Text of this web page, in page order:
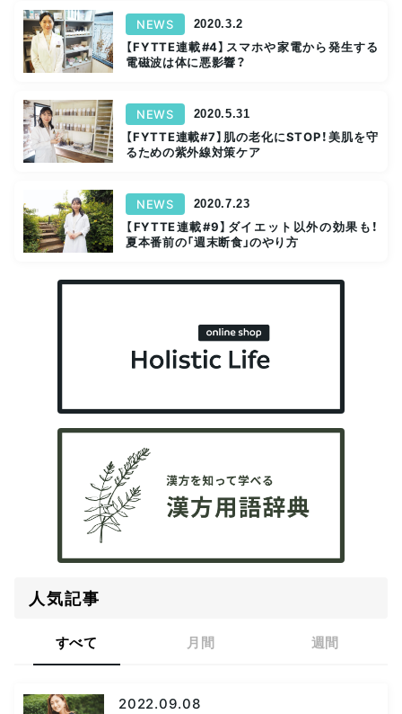
NEWS 2020.3.2
【FYTTE連載#4】スマホや家電から発生する
電磁波は体に悪影響？
NEWS 2020.5.31
【FYTTE連載#7】肌の老化にSTOP！美肌を守
るための紫外線対策ケア
NEWS 2020.7.23
【FYTTE連載#9】ダイエット以外の効果も！
夏本番前の「週末断食」のやり方
人気記事
すべて 月間 週間
2022.09.08